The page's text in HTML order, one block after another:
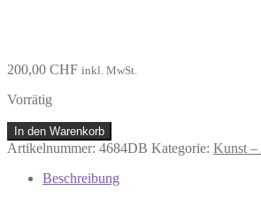
200,00 CHF inkl. MwSt.
Vorrätig
Kittelmann,
Udo;
Rudolf.
In den Warenkorb
Artikelnummer: 4684DB Kategorie: Kunst –
Beschreibung